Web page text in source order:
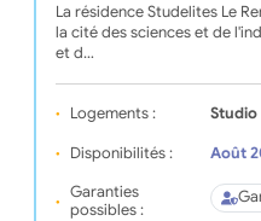
La résidence Studelites Le
la cité des sciences et de
et d…
Logements : Studio
Disponibilités :
Août
Garanties
possibles :